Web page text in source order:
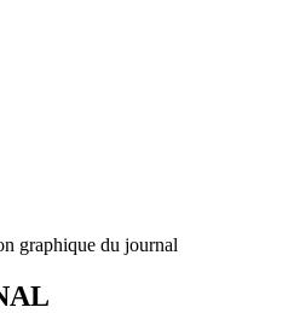
graphique du journal